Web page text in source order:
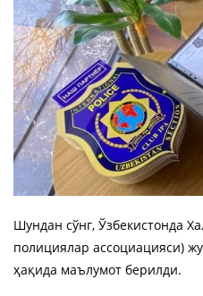
Шундан сўнг, Ўзбекистонда
полициялар ассоциацияси)
ҳақида маълумот берилди.